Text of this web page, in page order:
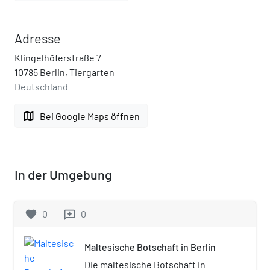
Adresse
Klingelhöferstraße 7
10785 Berlin, Tiergarten
Deutschland
map Bei Google Maps öffnen
In der Umgebung
favorite 0 reviews 0
Maltesische Botschaft in Berlin
Die maltesische Botschaft in